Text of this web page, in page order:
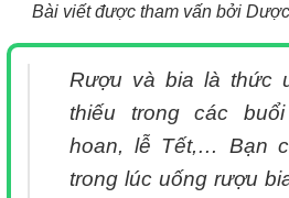
Bài viết được tham vấn bởi
Rượu và bia là thức
thiếu trong các
hoan, lễ Tết,… Bạn
trong lúc uống rượu